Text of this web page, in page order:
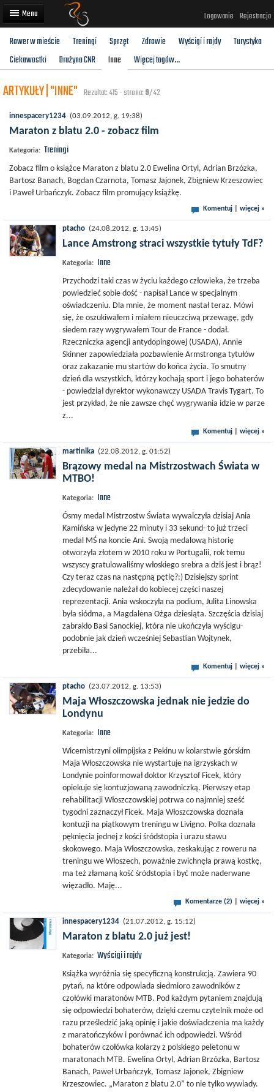
Logowanie Rejestracja
Artykuły
Użytkownicy
Dodaj
Rower w mieście Treningi Sprzęt Zdrowie Wyścigi i rajdy
Turystyka
Ciekawostki
Drużyna CNR Inne Więcej tagów...
ARTYKUŁY | "INNE" Rezultat: 415 - strona:9/42
innespacery1234 (03.09.2012, g. 19:38)
Maraton z blatu 2.0 - zobacz film
Kategoria: Treningi
Zobacz film o książce Maraton z blatu 2.0 Ewelina Ortyl, Adrian Brzózka,
Bartosz Banach, Bogdan Czarnota, Tomasz Jajonek, Zbigniew Krzeszowiec
i Paweł Urbańczyk. Zobacz film promujący książkę.
Komentuj więcej »
ptacho (24.08.2012, g. 13:45)
Lance Amstrong straci wszystkie tytuły TdF?
Kategoria: Inne
Przychodzi taki czas w życiu każdego człowieka, że trzeba
powiedzieć sobie dość - napisał Lance w specjalnym
oświadczeniu. Dla mnie, że moment nastał teraz. Mówi
się, że oszukiwałem i miałem nieuczciwą przewagę, gdy
siedem razy wygrywałem Tour de France - dodał.
Rzeczniczka agencji antydopingowej (USADA), Annie
Skinner zapowiedziała pozbawienie Armstronga tytułów
oraz zakazanie mu startów do końca życia. To smutny
dzień dla wszystkich, którzy kochają sport i jego bohaterów
- powiedział dyrektor wykonawczy USADA Travis Tygart. To
jest przykład, że nie zawsze chęć wygrywania idzie w parze
z...
Komentuj więcej »
martinika (22.08.2012, g. 01:52)
Brązowy medal na Mistrzostwach Świata w
MTBO!
Kategoria: Inne
Ósmy medal Mistrzostw Świata wywalczyła dzisiaj Ania
Kamińska w jedyne 22 minuty i 33 sekund- to już trzeci
medal MŚ na koncie Ani. Swoją medalową historię
otworzyła złotem w 2010 roku w Portugalii, rok temu
wszyscy gratulowaliśmy włoskiego srebra a dziś jest i brąz!
Czy teraz czas na następną pętlę?:) Dzisiejszy sprint
zdecydowanie należał do kobiecej części naszej
reprezentacji. Ania wskoczyła na podium, Julita Linowska
była siódma, a Magdalena Ożga dziesiąta. Szczęścia dzisiaj
zabrakło Basi Sanockiej, która nie ukończyła wyścigu-
podobnie jak dzień wcześniej Sebastian Wojtynek,
przebiła...
Komentuj więcej »
ptacho (23.07.2012, g. 13:53)
Maja Włoszczowska jednak nie jedzie do
Londynu
Kategoria: Inne
Wicemistrzyni olimpijska z Pekinu w kolarstwie górskim
Maja Włoszczowska nie wystartuje na igrzyskach w
Londynie poinformował doktor Krzysztof Ficek, który
opiekuje się kontuzjowaną zawodniczką. Pierwszy etap
rehabilitacji Włoszczowskiej potrwa co najmniej sześć
tygodni zaznaczył Ficek. Maja Włoszczowska doznała
kontuzji na piątkowym treningu w Livigno. Polka doznała
pęknięcia jednej z kości śródstopia i urazu stawu
skokowego. Maja Włoszczowska, zeskakując z roweru na
treningu we Włoszech, poważnie zwichnęła prawą kostkę,
ma też złamaną kość śródstopia i być może naderwane
więzadło. Maję...
Komentarze (2) więcej »
innespacery1234 (21.07.2012, g. 15:12)
Maraton z blatu 2.0 już jest!
Kategoria: Wyścigi i rajdy
Książka wyróżnia się specyficzną konstrukcją. Zawiera 90
pytań, na które odpowiada siedmioro zawodników z
czołówki maratonów MTB. Pod każdym pytaniem znajdują
się odpowiedzi bohaterów, dzięki czemu czytelnik może od
razu prześledzić jaką opinię i jakie doświadczenia ma każdy
z maratończyków i porównać ich odpowiedzi. Wśród
bohaterów czołówka kolarzy z polskiego peletonu w
maratonach MTB. Ewelina Ortyl, Adrian Brzózka, Bartosz
Banach, Paweł Urbańczyk, Tomasz Jajonek, Zbigniew
Krzeszowiec. „Maraton z blatu 2.0” to nie tylko wywiady.